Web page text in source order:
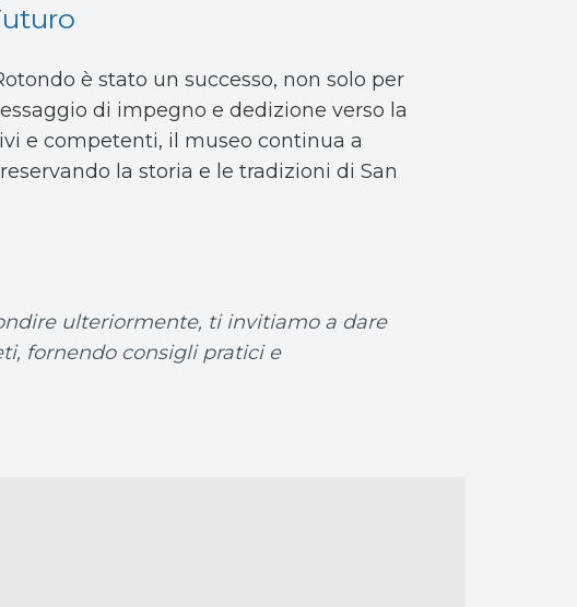
è stato un successo, non solo per
di impegno e dedizione verso la
e competenti, il museo continua a
la storia e le tradizioni di San
ulteriormente, ti invitiamo a dare
fornendo consigli pratici e